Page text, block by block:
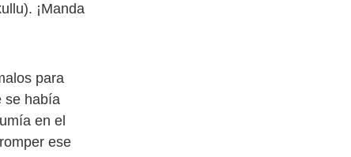
¡Manda
para
se había
en el
ese